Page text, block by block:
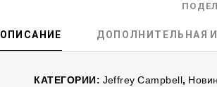
ОПИСАНИЕ ДОПОЛНИТЕЛЬНАЯ
КАТЕГОРИИ: Jeffrey Campbell,